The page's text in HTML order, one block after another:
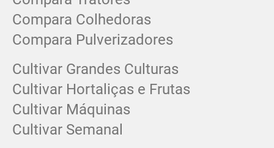
Compara Colhedoras
Compara Pulverizadores
Cultivar Grandes Culturas
Cultivar Hortaliças e Frutas
Cultivar Máquinas
Cultivar Semanal